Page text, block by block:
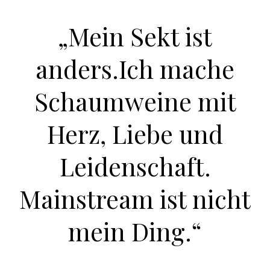
„Mein Sekt ist
anders.Ich mache
Schaumweine mit
Herz, Liebe und
Leidenschaft.
Mainstream ist nicht
mein Ding.“